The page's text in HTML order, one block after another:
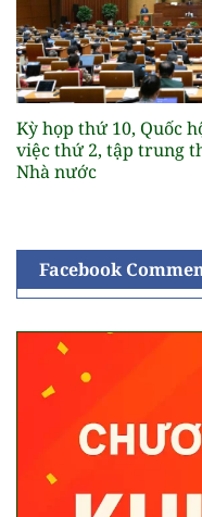
Kỳ họp thứ 10, Quốc
việc thứ 2, tập trung
Nhà nước
Facebook